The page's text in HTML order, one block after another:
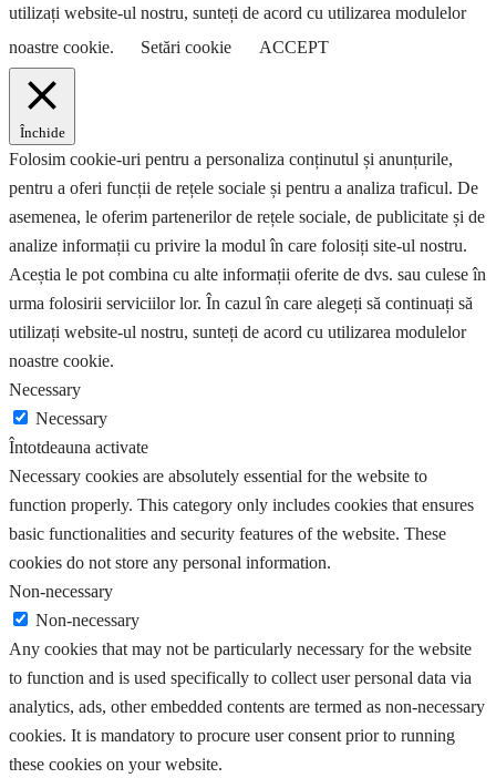
utilizați website-ul nostru, sunteți de acord cu utilizarea modulelor
noastre cookie.
Setări cookie ACCEPT
Închide
Folosim cookie-uri pentru a personaliza conținutul și anunțurile,
pentru a oferi funcții de rețele sociale și pentru a analiza traficul. De
asemenea, le oferim partenerilor de rețele sociale, de publicitate și de
analize informații cu privire la modul în care folosiți site-ul nostru.
Aceștia le pot combina cu alte informații oferite de dvs. sau culese în
urma folosirii serviciilor lor. În cazul în care alegeți să continuați să
utilizați website-ul nostru, sunteți de acord cu utilizarea modulelor
noastre cookie.
Necessary
Necessary
Întotdeauna activate
Necessary cookies are absolutely essential for the website to
function properly. This category only includes cookies that ensures
basic functionalities and security features of the website. These
cookies do not store any personal information.
Non-necessary
Non-necessary
Any cookies that may not be particularly necessary for the website
to function and is used specifically to collect user personal data via
analytics, ads, other embedded contents are termed as non-necessary
cookies. It is mandatory to procure user consent prior to running
these cookies on your website.